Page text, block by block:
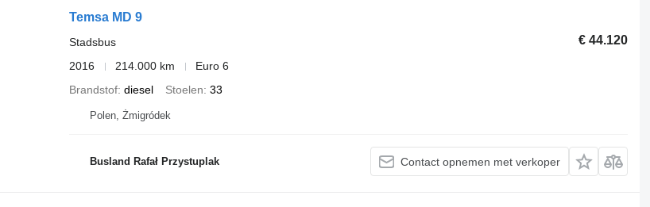
Temsa MD 9
€ 44.120
Stadsbus
2016
214.000 km
Euro 6
Brandstof diesel Stoelen 33
Polen, Żmigródek
Busland Rafał Przystuplak Contact opnemen met verkoper